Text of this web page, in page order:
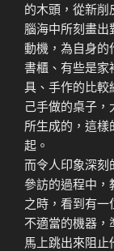
的木頭，從新削
腦海中所刻畫
動機，為自身的
書櫃、有些是家
具、手作的比較
己手做的桌子
所生成的，這
起。
而令人印象深刻
參訪的過程中
之時，看到有
不適當的機器，
馬上跳出來阻